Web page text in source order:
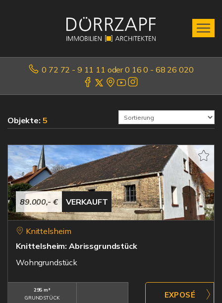
0 72 72 - 9 11 11 oder 0 16 0 - 68 26 020
Objekte: 5
89.000,- € VERKAUFT
Knittelsheim
Knittelsheim: Abrissgrundstück
Wohngrundstück
295 m²
GRUNDSTÜCK